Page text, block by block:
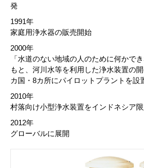
発
1991年
家庭用浄水器の販売開始
2000年
「水道のない地域の人のために何かで
もと、河川水等を利用した浄水装置の
カ国・8カ所にパイロットプラントを設
2010年
村落向け小型浄水装置をインドネシア
2012年
グローバルに展開